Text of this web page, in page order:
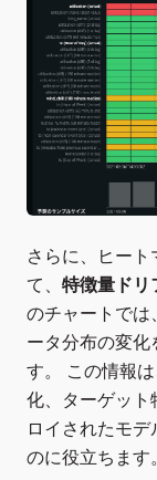
さらに、ヒー
て、 特徴量ドリ
のチャートでは
ータ分布の変化
す。 この情報
化、ターゲット
ロイされたモ
のに役立ちます。